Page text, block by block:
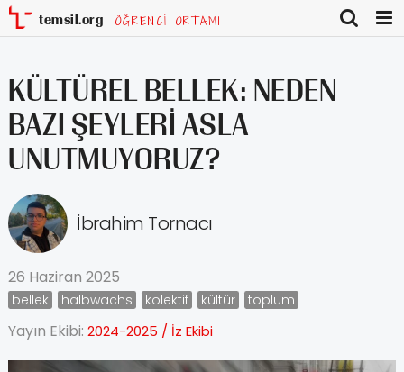
Skip
KÜLTÜREL BELLEK: NEDEN
BAZI ŞEYLERİ ASLA
UNUTMUYORUZ?
İbrahim Tornacı
26 Haziran 2025
bellek halbwachs kolektif kültür toplum
Yayın Ekibi: 2024-2025 / İz Ekibi